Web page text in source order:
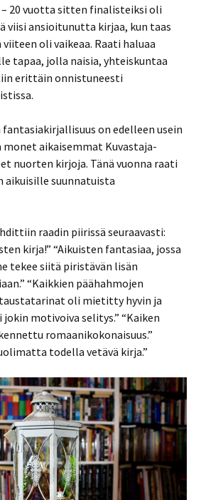
20 vuotta sitten finalisteiksi oli
viisi ansioitunutta kirjaa, kun taas
oli vaikeaa. Raati haluaa
tapaa, jolla naisia, yhteiskuntaa
erittäin onnistuneesti
fantasiakirjallisuus on edelleen usein
aikaisemmat Kuvastaja-
nuorten kirjoja. Tänä vuonna raati
suunnatuista
raadin piirissä seuraavasti:
kirja!” “Aikuisten fantasiaa, jossa
tekee siitä piristävän lisän
“Kaikkien päähahmojen
oli mietitty hyvin ja
motivoiva selitys.” “Kaiken
romaanikokonaisuus.”
todella vetävä kirja.”